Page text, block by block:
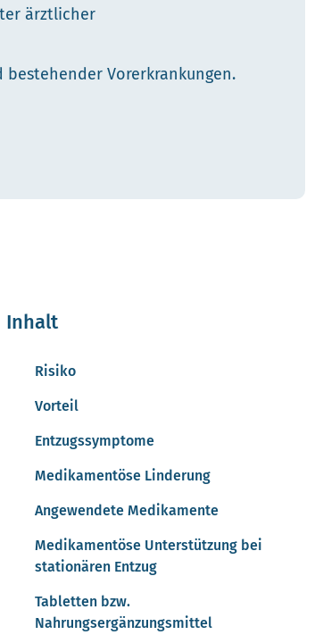
ärztlicher
Vorerkrankungen.
Inhalt
Risiko
Vorteil
Entzugssymptome
Medikamentöse Linderung
Angewendete Medikamente
Medikamentöse Unterstützung bei
stationären Entzug
Tabletten bzw.
Nahrungsergänzungsmittel